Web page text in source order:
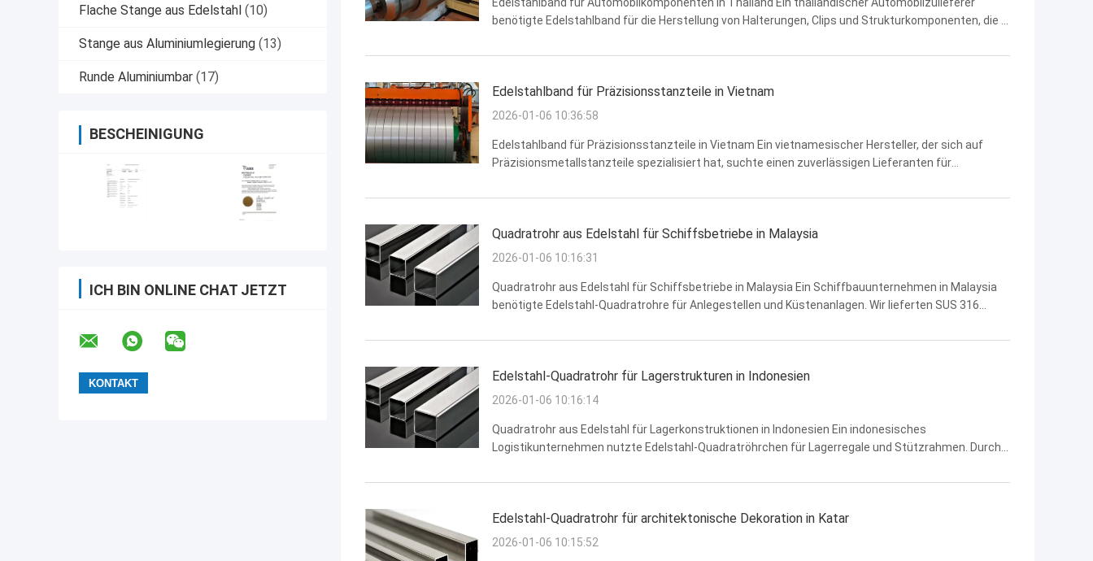
Flache Stange aus Edelstahl (10)
Stange aus Aluminiumlegierung (13)
Runde Aluminiumbar (17)
BESCHEINIGUNG
ICH BIN ONLINE CHAT JETZT
Edelstahlband für Automobilkomponenten in Thailand Ein thailändischer Automobilzulieferer
benötigte Edelstahlband für die Herstellung von Halterungen, Clips und Strukturkomponenten, die in
Umformbarkeit und ausgezeichn...
Edelstahlband für Präzisionsstanzteile in Vietnam
2026-01-06 10:36:58
Edelstahlband für Präzisionsstanzteile in Vietnam Ein vietnamesischer Hersteller, der sich auf
Präzisionsmetallstanzteile spezialisiert hat, suchte einen zuverlässigen Lieferanten für
erforderten eine hohe ...
Quadratrohr aus Edelstahl für Schiffsbetriebe in Malaysia
2026-01-06 10:16:31
Quadratrohr aus Edelstahl für Schiffsbetriebe in Malaysia Ein Schiffbauunternehmen in Malaysia
benötigte Edelstahl-Quadratrohre für Anlegestellen und Küstenanlagen. Wir lieferten SUS 316
Edelstahl-Quadratrohr für Lagerstrukturen in Indonesien
2026-01-06 10:16:14
Quadratrohr aus Edelstahl für Lagerkonstruktionen in Indonesien Ein indonesisches
Logistikunternehmen nutzte Edelstahl-Quadratröhrchen für Lagerregale und Stützrahmen. Durch
Preise und zuverlässige Qualität ...
Edelstahl-Quadratrohr für architektonische Dekoration in Katar
2026-01-06 10:15:52